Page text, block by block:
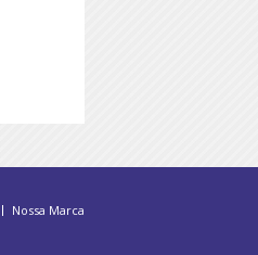
Nossa Marca